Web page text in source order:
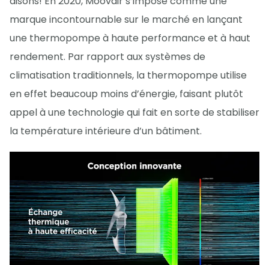
marque incontournable sur le marché en lançant
une thermopompe à haute performance et à haut
rendement. Par rapport aux systèmes de
climatisation traditionnels, la thermopompe utilise
en effet beaucoup moins d’énergie, faisant plutôt
appel à une technologie qui fait en sorte de stabiliser
la température intérieure d’un bâtiment.